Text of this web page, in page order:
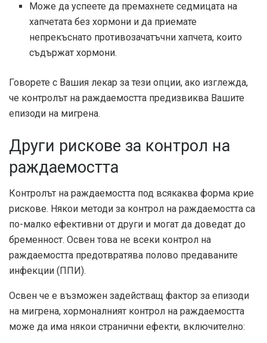
Може да успеете да премахнете седмицата на
хапчетата без хормони и да приемате
непрекъснато противозачатъчни хапчета, които
съдържат хормони.
Говорете с Вашия лекар за тези опции, ако изглежда,
че контролът на раждаемостта предизвиква Вашите
епизоди на мигрена.
Други рискове за контрол на
раждаемостта
Контролът на раждаемостта под всякаква форма крие
рискове. Някои методи за контрол на раждаемостта са
по-малко ефективни от други и могат да доведат до
бременност. Освен това не всеки контрол на
раждаемостта предотвратява полово предаваните
инфекции (ППИ).
Освен че е възможен задействащ фактор за епизоди
на мигрена, хормоналният контрол на раждаемостта
може да има някои странични ефекти, включително: